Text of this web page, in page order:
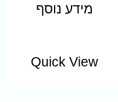
מידע נוסף
Quick View